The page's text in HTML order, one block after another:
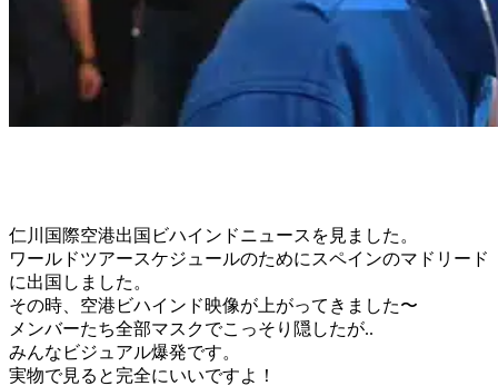
仁川国際空港出国ビハインドニュースを見ました。
ワールドツアースケジュールのためにスペインのマドリード
に出国しました。
その時、空港ビハインド映像が上がってきました〜
メンバーたち全部マスクでこっそり隠したが..
みんなビジュアル爆発です。
実物で見ると完全にいいですよ！